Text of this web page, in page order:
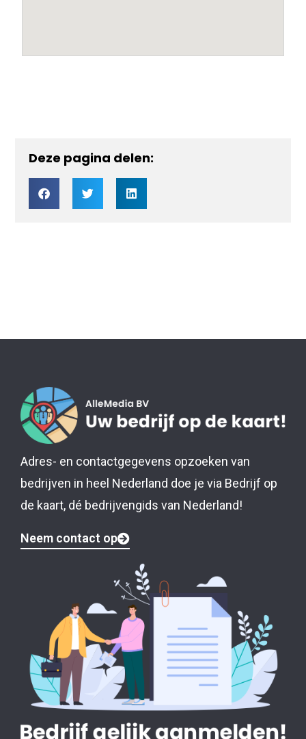
Deze pagina delen:
Adres- en contactgegevens opzoeken van
bedrijven in heel Nederland doe je via Bedrijf op
de kaart, dé bedrijvengids van Nederland!
Neem contact op